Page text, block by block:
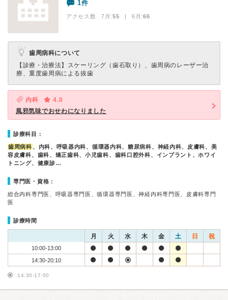
1件
アクセス数 7月:55 | 6月:66
歯周病科について
【診療・治療法】 スケーリング（歯石取り）、歯周病のレーザー治
療、重度歯周病による抜歯
内科
4.0
風邪気味でおせわになりました
診療科目：
歯周病科 、内科、呼吸器内科、循環器内科、糖尿病科、神経内科、皮膚科、美
容皮膚科、歯科、矯正歯科、小児歯科、歯科口腔外科、インプラント、ホワイ
トニング、健康診…
専門医・資格：
総合内科専門医、呼吸器専門医、循環器専門医、神経内科専門医、皮膚科専門
医
診療時間
月 火 水 木 金 土 日 祝
10:00-13:00
14:30-20:10
14:30-17:00